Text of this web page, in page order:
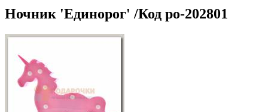
Ночник 'Единорог' /Код po-202801